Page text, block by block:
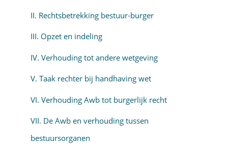
II. Rechtsbetrekking bestuur-burger
III. Opzet en indeling
IV. Verhouding tot andere wetgeving
V. Taak rechter bij handhaving wet
VI. Verhouding Awb tot burgerlijk recht
VII. De Awb en verhouding tussen
bestuursorganen